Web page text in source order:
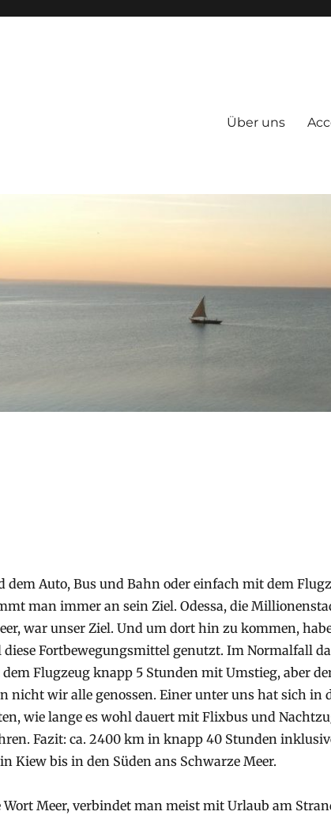
Über uns
dem Auto, Bus und Bahn oder einfach mit dem
man immer an sein Ziel. Odessa, die
war unser Ziel. Und um dort hin zu kommen,
Fortbewegungsmittel genutzt. Im Normalfall
dem Flugzeug knapp 5 Stunden mit Umstieg, aber
nicht wir alle genossen. Einer unter uns hat sich in
wie lange es wohl dauert mit Flixbus und
Fazit: ca. 2400 km in knapp 40 Stunden
Kiew bis in den Süden ans Schwarze Meer.
Wort Meer, verbindet man meist mit Urlaub am